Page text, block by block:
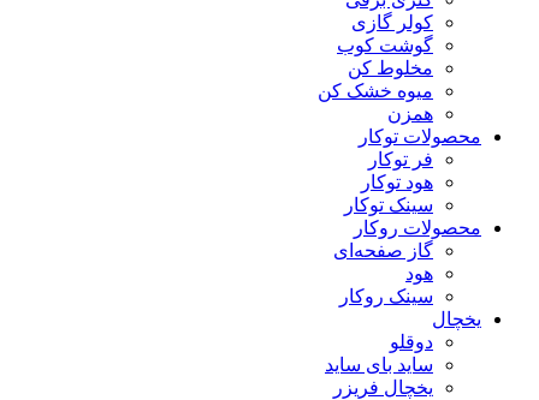
کولر گازی
گوشت کوب
مخلوط کن
میوه خشک کن
همزن
محصولات توکار
فر توکار
هود توکار
سینک توکار
محصولات روکار
گاز صفحه‌ای
هود
سینک روکار
یخچال
دوقلو
ساید بای ساید
یخچال فریزر